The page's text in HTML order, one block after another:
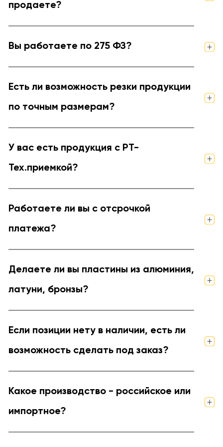
продаете?
Вы работаете по 275 ФЗ?
Есть ли возможность резки продукции
по точным размерам?
У вас есть продукция с РТ-
Тех.приемкой?
Работаете ли вы с отсрочкой
платежа?
Делаете ли вы пластины из алюминия,
латуни, бронзы?
Если позиции нету в наличии, есть ли
возможность сделать под заказ?
Какое производство - российское или
импортное?